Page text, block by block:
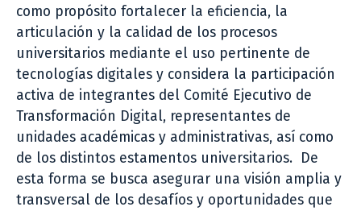
como propósito fortalecer la eficiencia, la
articulación y la calidad de los procesos
universitarios mediante el uso pertinente de
tecnologías digitales y considera la participación
activa de integrantes del Comité Ejecutivo de
Transformación Digital, representantes de
unidades académicas y administrativas, así como
de los distintos estamentos universitarios. De
esta forma se busca asegurar una visión amplia y
transversal de los desafíos y oportunidades que